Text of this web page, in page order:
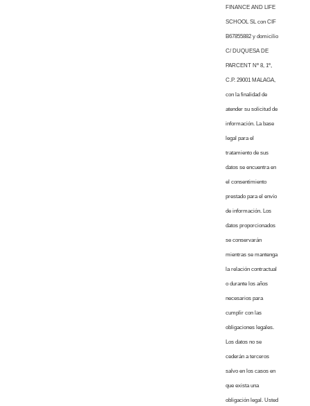
FINANCE AND LIFE
SCHOOL SL con CIF
B67855882 y domicilio
C/ DUQUESA DE
PARCENT Nº 8, 1º,
C.P. 29001 MALAGA,
con la finalidad de
atender su solicitud de
información. La base
legal para el
tratamiento de sus
datos se encuentra en
el consentimiento
prestado para el envío
de información. Los
datos proporcionados
se conservarán
mientras se mantenga
la relación contractual
o durante los años
necesarios para
cumplir con las
obligaciones legales.
Los datos no se
cederán a terceros
salvo en los casos en
que exista una
obligación legal. Usted